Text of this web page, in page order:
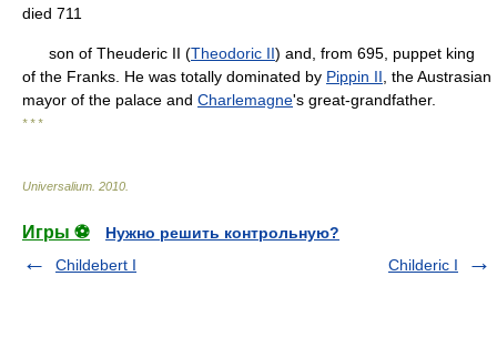
died 711
son of Theuderic II (Theodoric II) and, from 695, puppet king
of the Franks. He was totally dominated by Pippin II , the Austrasian
mayor of the palace and Charlemagne's great-grandfather.
* * *
Universalium 2010
Игры ⚽
Нужно решить контрольную?
Childebert I
Childeric I